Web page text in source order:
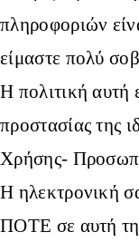
πληροφοριών
είμαστε πολύ
Η πολιτική αυτή
προστασίας της
Χρήσης-
Η ηλεκτρονική
ΠΟΤΕ σε αυτή